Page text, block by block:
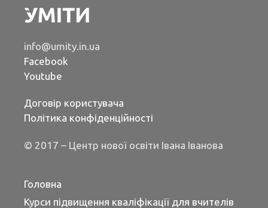
info@umity.in.ua
Facebook
Youtube
Договір користувача
Політика конфіденційності
© 2017 – Центр нової освіти Івана Іванова
Головна
Курси підвищення кваліфікації для вчителів